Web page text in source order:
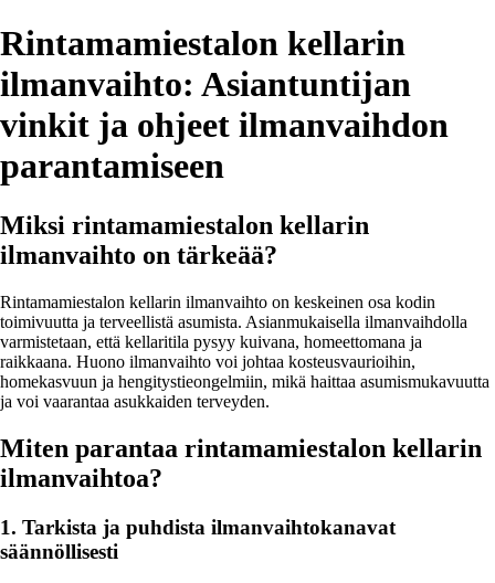
Rintamamiestalon kellarin
ilmanvaihto: Asiantuntijan
vinkit ja ohjeet ilmanvaihdon
parantamiseen
Miksi rintamamiestalon kellarin
ilmanvaihto on tärkeää?
Rintamamiestalon kellarin ilmanvaihto on keskeinen osa kodin
toimivuutta ja terveellistä asumista. Asianmukaisella ilmanvaihdolla
varmistetaan, että kellaritila pysyy kuivana, homeettomana ja
raikkaana. Huono ilmanvaihto voi johtaa kosteusvaurioihin,
homekasvuun ja hengitystieongelmiin, mikä haittaa asumismukavuutta
ja voi vaarantaa asukkaiden terveyden.
Miten parantaa rintamamiestalon kellarin
ilmanvaihtoa?
1. Tarkista ja puhdista ilmanvaihtokanavat
säännöllisesti